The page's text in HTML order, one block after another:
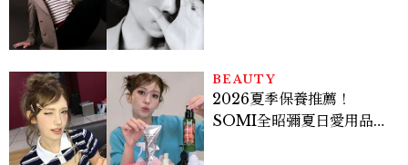
BEAUTY
2026夏季保養推薦！
SOMI全昭彌夏日愛用品公